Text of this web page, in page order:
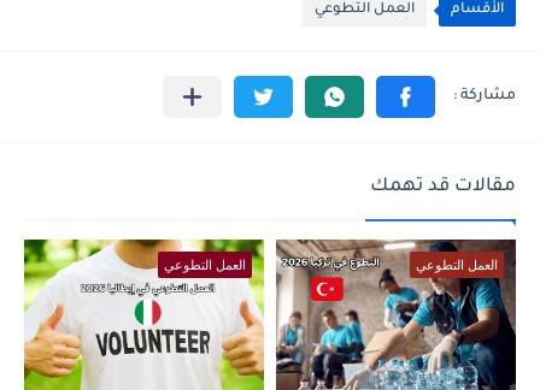
الأقسام العمل التطوعي
مقالات قد تهمك
العمل التطوعي العمل التطوعي